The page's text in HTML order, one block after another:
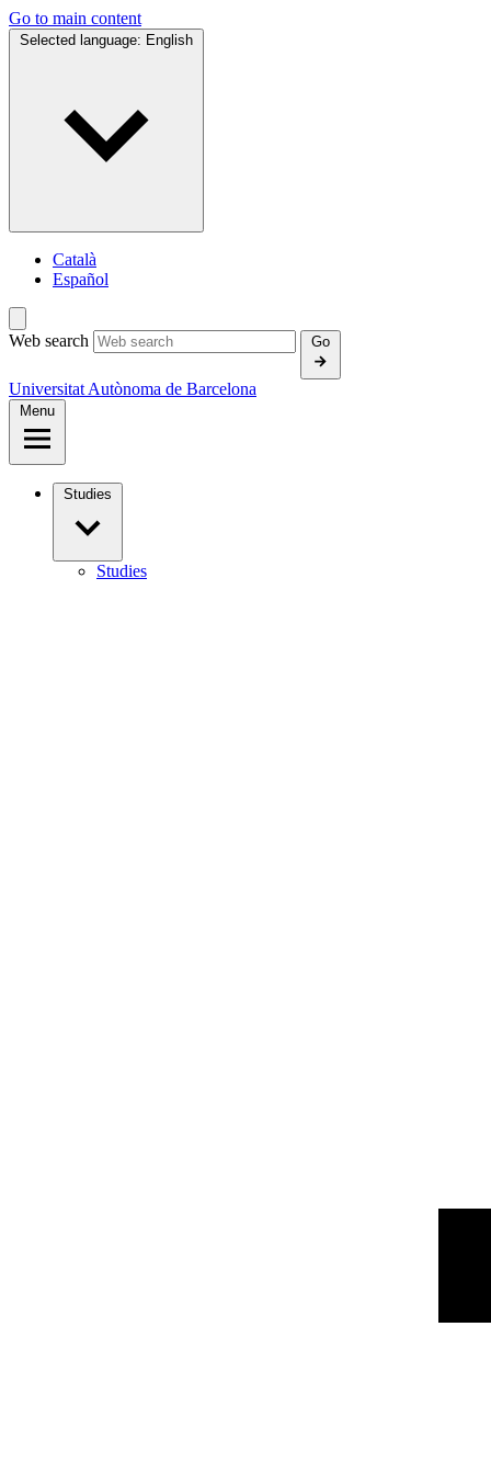
Go to main content
Selected language: English
Català
Español
Web search Go
Universitat Autònoma de Barcelona
Menu
Studies
Studies